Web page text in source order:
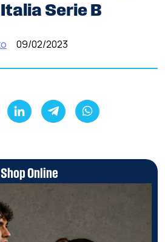
Serie B
09/02/2023
Shop Online